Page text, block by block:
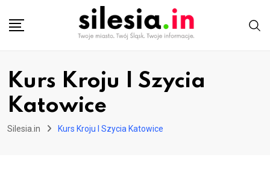
Kurs Kroju I Szycia
Katowice
Silesia.in Kurs Kroju I Szycia Katowice